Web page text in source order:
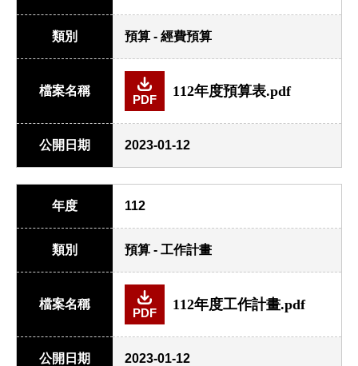
類別 預算 - 經費預算
檔案名稱
PDF
112年度預算表.pdf
公開日期 2023-01-12
年度 112
類別 預算 - 工作計畫
檔案名稱
PDF
112年度工作計畫.pdf
公開日期 2023-01-12